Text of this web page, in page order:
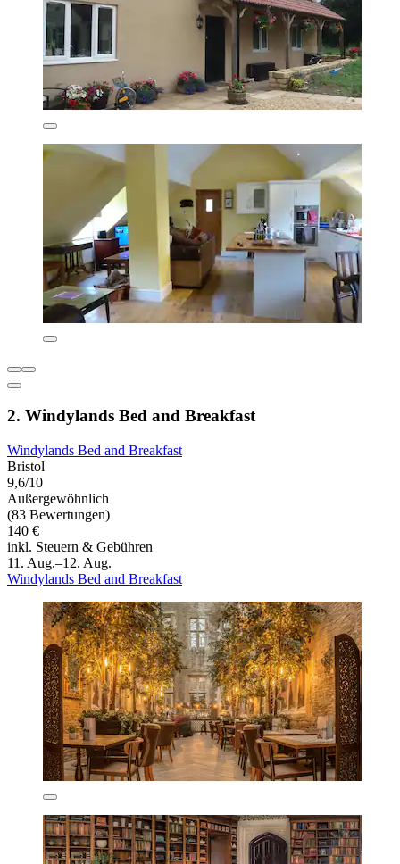
2. Windylands Bed and Breakfast
Windylands Bed and Breakfast
Bristol
9,6/10
Außergewöhnlich
(83 Bewertungen)
140 €
inkl. Steuern & Gebühren
11. Aug.–12. Aug.
Windylands Bed and Breakfast